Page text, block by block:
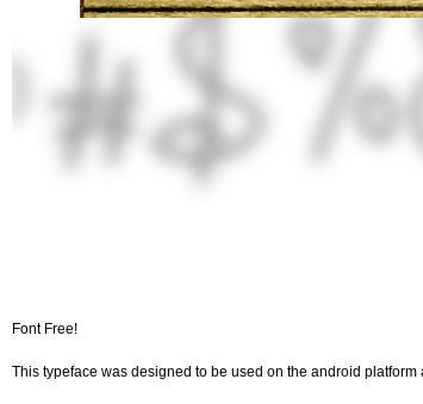
Font Free!
This typeface was designed to be used on the android